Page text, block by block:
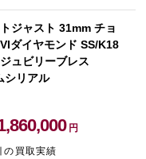
ジャスト 31mm チョ
ダイヤモンド SS/K18
ュビリーブレス
シリアル
円
買取実績